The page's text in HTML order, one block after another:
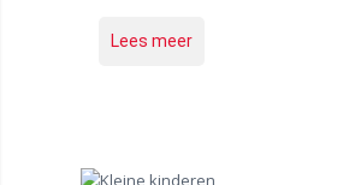
Lees meer